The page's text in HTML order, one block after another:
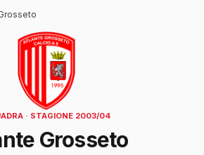
· STAGIONE 2003/04
Grosseto